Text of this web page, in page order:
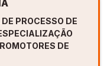
PROCESSO DE
DE